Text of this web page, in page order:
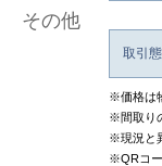
その他
取引
※価格は
※間取り
※現況と
※QRコー